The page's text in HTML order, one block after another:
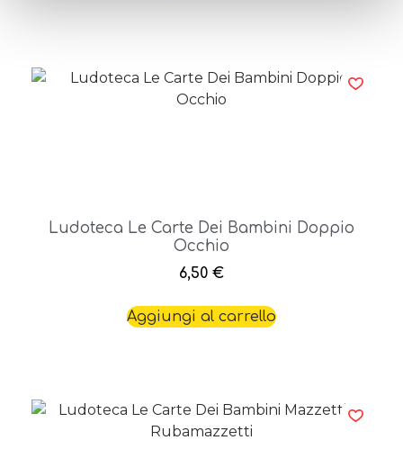
Ludoteca Le Carte Dei Bambini Doppio
Occhio
6,50 €
Aggiungi al carrello